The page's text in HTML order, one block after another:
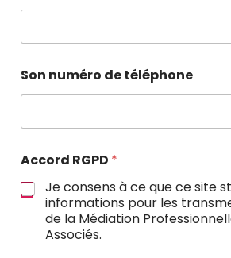
Son numéro de téléphone
Accord RGPD *
Je consens à ce que ce site
informations pour les
de la Médiation
Associés.